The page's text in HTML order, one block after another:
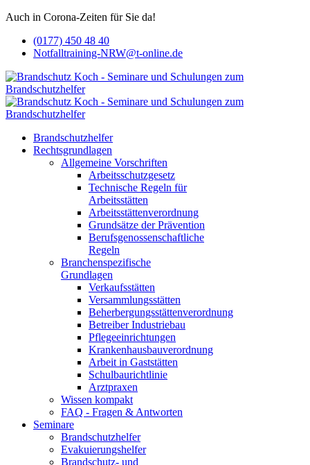
Auch in Corona-Zeiten für Sie da!
(0177) 450 48 40
Notfalltraining-NRW@t-online.de
Brandschutzhelfer
Rechtsgrundlagen
Allgemeine Vorschriften
Arbeitsschutzgesetz
Technische Regeln für
Arbeitsstätten
Arbeitsstättenverordnung
Grundsätze der Prävention
Berufsgenossenschaftliche
Regeln
Branchenspezifische
Grundlagen
Verkaufsstätten
Versammlungsstätten
Beherbergungsstättenverordnung
Betreiber Industriebau
Pflegeeinrichtungen
Krankenhausbauverordnung
Arbeit in Gaststätten
Schulbaurichtlinie
Arztpraxen
Wissen kompakt
FAQ - Fragen & Antworten
Seminare
Brandschutzhelfer
Evakuierungshelfer
Brandschutz- und